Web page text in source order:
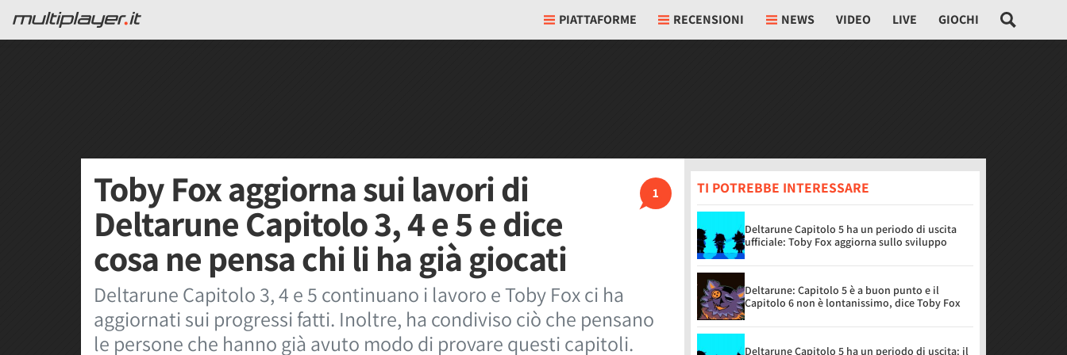
PIATTAFORME RECENSIONI NEWS VIDEO LIVE GIOCHI
1
Toby Fox aggiorna sui lavori di
Deltarune Capitolo 3, 4 e 5 e dice
cosa ne pensa chi li ha già giocati
Deltarune Capitolo 3, 4 e 5 continuano i lavoro e Toby Fox ci ha
aggiornati sui progressi fatti. Inoltre, ha condiviso ciò che pensano
le persone che hanno già avuto modo di provare questi capitoli.
TI POTREBBE INTERESSARE
Deltarune Capitolo 5 ha un periodo di uscita
ufficiale: Toby Fox aggiorna sullo sviluppo
Deltarune: Capitolo 5 è a buon punto e il
Capitolo 6 non è lontanissimo, dice Toby Fox
Deltarune Capitolo 5 ha un periodo di uscita: il